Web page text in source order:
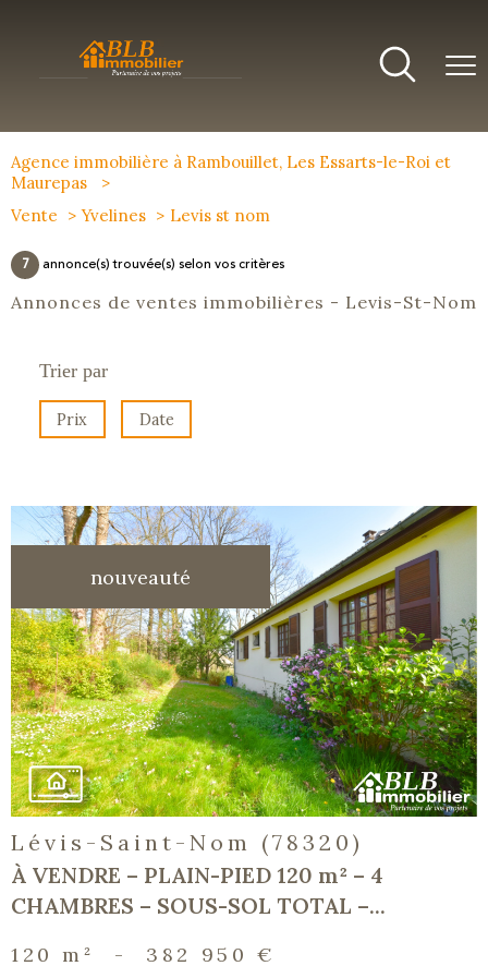
Agence immobilière à Rambouillet, Les Essarts-le-Roi et
Maurepas
Vente
Yvelines Levis st nom
7 annonce(s) trouvée(s) selon vos critères
Annonces de ventes immobilières - Levis-St-Nom
Trier par
Prix Date
nouveauté
voir le
bien
Lévis-Saint-Nom (78320)
À VENDRE – PLAIN-PIED 120 m² – 4
CHAMBRES – SOUS-SOL TOTAL –...
120 m² - 382 950 €